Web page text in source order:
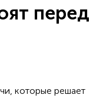
перед
которые решает